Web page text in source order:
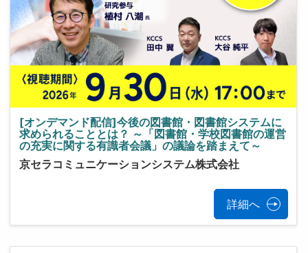
[オンデマンド配信]今後の図書館・図書館システムに
求められることとは？ ～「図書館・学校図書館の運営
の充実に関する有識者会議」の議論を踏まえて～
京セラコミュニケーションシステム株式会社
詳細へ